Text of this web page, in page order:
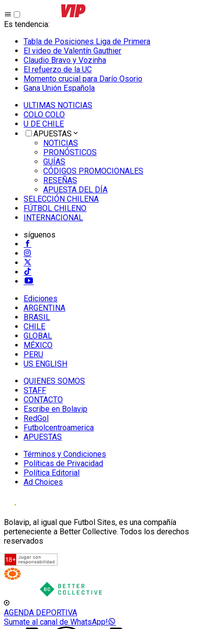
Es tendencia:
Tabla de Posiciones Liga de Primera
El video de Valentín Gauthier
Claudio Bravo y Vozinha
El refuerzo de la UC
Momento crucial para Darío Osorio
Gana Unión Española
ULTIMAS NOTICIAS
COLO COLO
U DE CHILE
APUESTAS
NOTICIAS
PRONÓSTICOS
GUÍAS
CÓDIGOS PROMOCIONALES
RESEÑAS
APUESTA DEL DÍA
SELECCIÓN CHILENA
FÚTBOL CHILENO
INTERNACIONAL
síguenos
Ediciones
ARGENTINA
BRASIL
CHILE
GLOBAL
MÉXICO
PERU
US ENGLISH
QUIENES SOMOS
STAFF
CONTACTO
Escribe en Bolavip
RedGol
Futbolcentroamerica
APUESTAS
Términos y Condiciones
Políticas de Privacidad
Política Editorial
Ad Choices
Bolavip, al igual que Futbol Sites, es una compañía
perteneciente a Better Collective. Todos los derechos
reservados
AGENDA DEPORTIVA
Sumate al canal de WhatsApp!